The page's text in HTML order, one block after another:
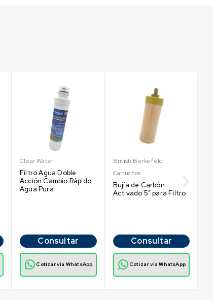
Clear Water
Filtro Agua Doble
Acción Cambio Rápido
Agua Pura
Consultar
Cotizar vía WhatsApp
British Berkefeld
Cartuchos
Bujía de Carbón
Activado 5″ para Filtro
Consultar
Cotizar vía WhatsApp